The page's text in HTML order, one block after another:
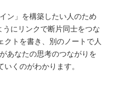
ン」を構築したい人のため
にリンクで断片同士をつな
クトを書き、別のノートで人
あなたの思考のつながりを
くのがわかります。